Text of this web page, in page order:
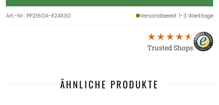
Art.-Nr.: PP2160A-K24X30 Versandbereit: 1-3 Werktage
Trusted Shops
ÄHNLICHE PRODUKTE